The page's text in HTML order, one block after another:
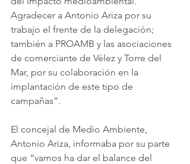
Agradecer a Antonio Ariza por su
trabajo el frente de la delegación;
también a PROAMB y las asociaciones
de comerciante de Vélez y Torre del
Mar, por su colaboración en la
implantación de este tipo de
campañas”.
El concejal de Medio Ambiente,
Antonio Ariza, informaba por su parte
que “vamos ha dar el balance del